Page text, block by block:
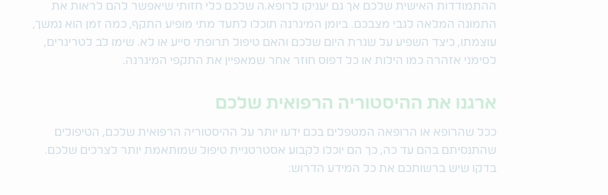
ההתמודדות האישית שלכם אך גם יעניקו לרופא.ה שלכם כלי חזותי שיאפשר להם לראות את
התמונה המלאה לגבי מצבכם. ביומן המיגרנה תוכלו לתעד מתי מופיע התקף, כמה זמן הוא נמשך,
עוצמתו, כיצד השפיע על שגרת היום שלכם והאם טיפול תרופתי סייע או לא. שימו לב לטריגרים,
לסימני אזהרה כמו הילות או כל דפוס חוזר אחר שמאפיין את התקפי המיגרנה.
ארגנו את ההיסטוריה הרפואית שלכם
ככל שהרופא או הרופאה המטפלים בכם ידעו יותר על ההיסטוריה הרפואית שלכם, הטיפולים
שהתנסיתם בהם עד כה, כך הם יוכלו לקבוע אסטרטגיית טיפול שמותאמת יותר לצרכים שלכם.
בדקו שיש ברשותכם את כל המידע הדרוש: